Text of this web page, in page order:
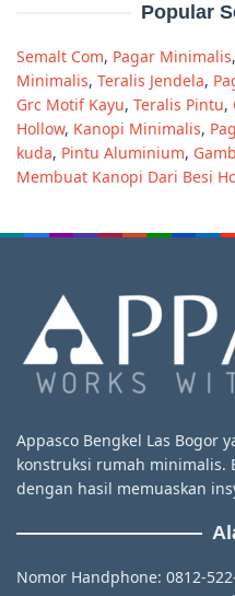
Popular
Semalt Com, Pagar Minimalis,
Minimalis, Teralis Jendela,
Grc Motif Kayu, Teralis Pintu,
Hollow, Kanopi Minimalis,
kuda, Pintu Aluminium,
Membuat Kanopi Dari Besi
Appasco Bengkel Las Bogor
konstruksi rumah minimalis.
dengan hasil memuaskan
Nomor Handphone: 0812-